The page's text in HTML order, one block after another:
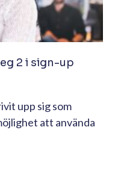
2 i sign-up
upp sig som
att använda